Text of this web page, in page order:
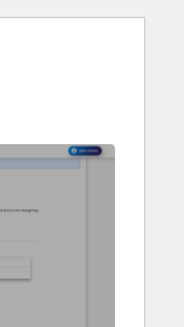
numbers
have
for 12